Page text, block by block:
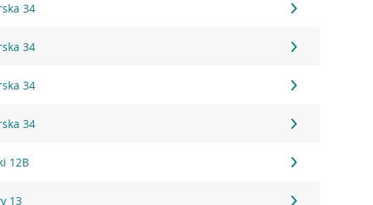
34
34
34
34
12B
13